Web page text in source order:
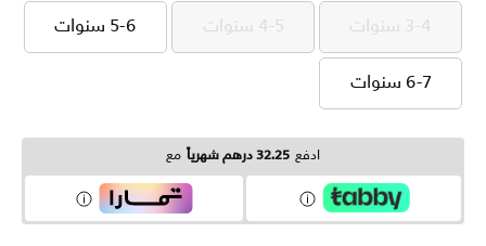
3-4 سنوات 3-4 سنوات 4-5 سنوات 4-5 سنوات 5-6 سنوات 5-6 سنوات
6-7 سنوات 6-7 سنوات
ادفع 32.25 درهم شهرياً مع